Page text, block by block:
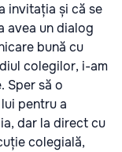
invitația și că se
avea un dialog
bună cu
colegilor, i-am
Sper să o
pentru a
dar la direct cu
colegială,